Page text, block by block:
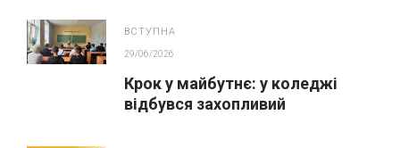
ВСТУПНА
29/06/2026
Крок у майбутнє: у коледжі
відбувся захопливий